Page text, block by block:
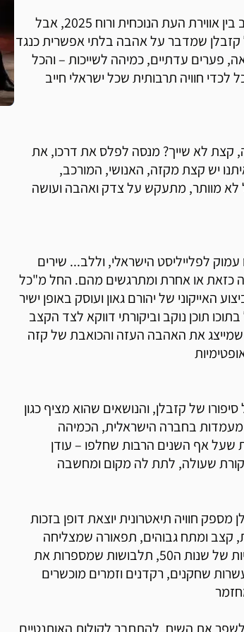
ההצגה קזבלן של הבימה מצליחה לשלב בין אווירת העת הנוכחית ורוח 2025, אבל
קזבלן שמדבר על אהבה בלתי אפשרית כנגד
פערים עדתיים, כמיהה לשייכות – והכל
חוויה תרבותית שכל ישראלי חייב
קצת לא שייך? מנסה לפלס את דרכו, את
יש קצת מקזה, האנושי, המורכב,
מוותר, מתעקש על צדק ואהבה ועושה
עמוק לפלייליסט הישראלי, וללב... שירים
כזאת או אחרת ומתרגשים מהם. החל מ"כל
האייקוני של יהורם גאון ועוסק באופן ישיר
תוכן נוקב וביקורתי דווקא לצד הקצב
את האהבה העזה והכואבת של קזה
של קזבלן, והנושאים שהוא מציף כגון
מעמדות בחברה הישראלית, הכמיהה
שעל אף השנים הרבות שחלפו – עודן
שעולה, לתת לה מקום ומחשבה
מספק חוויה תיאטרונית יוצאת דופן בזכות
קצב ומתח גבוהים, תפאורה שמצליחה
לשחזר באותנטיות את האווירה והצבעוניות של שנות ה50, תלבושות שמספרות את
שחקנים, רקדנים וזמרים מוכשרים